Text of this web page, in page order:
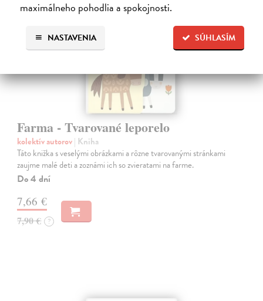
maximálneho pohodlia a spokojnosti.
SÚHLASÍM
NASTAVENIA
Farma - Tvarované leporelo
kolektív autorov| Kniha
Táto knižka s veselými obrázkami a rôzne tvarovanými stránkami
zaujme malé deti a zoznámi ich so zvieratami na farme.
Do 4 dní
7,66 €
7,90 € ?